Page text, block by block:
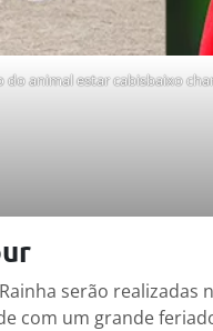
do animal estar cabisbaixo
serão realizadas
com um grande